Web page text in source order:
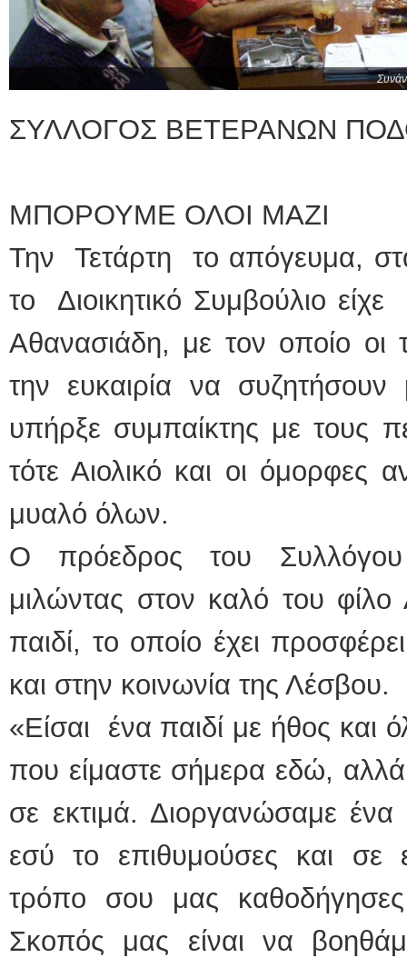
ΣΥΛΛΟΓΟΣ ΒΕΤΕΡΑΝΩΝ
ΜΠΟΡΟΥΜΕ ΟΛΟΙ ΜΑΖΙ
Την Τετάρτη το απόγευμα,
το Διοικητικό Συμβούλιο
Αθανασιάδη, με τον οποίο οι
την ευκαιρία να
υπήρξε συμπαίκτης με τους
τότε Αιολικό και οι όμορφες
μυαλό όλων.
Ο πρόεδρος του
μιλώντας στον καλό του φίλο
παιδί, το οποίο έχει
και στην κοινωνία της Λέσβου.
«Είσαι ένα παιδί με ήθος και
που είμαστε σήμερα εδώ, αλλά
σε εκτιμά. Διοργανώσαμε
εσύ το επιθυμούσες και σε
τρόπο σου μας
Σκοπός μας είναι να
υπέρηχος
Μυτιλήνη
Γέρα:Παπάδος
Φυσικοθεραπεύτρια Manual
Σταυρουλάκη-Γαλάτη
Πτυχιούχος
Σύμβαση με ΕΟΠΥΥ
Ασκληπιού 39
Μυτιλήνη